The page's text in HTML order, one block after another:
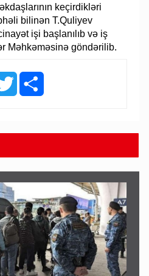
keçirdikləri
bilinən T.Quliyev
işi başlanılıb və iş
Məhkəməsinə göndərilib.
Twitter